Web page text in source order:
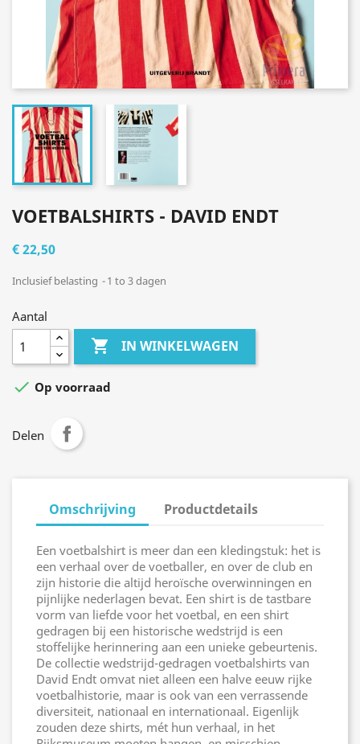
VOETBALSHIRTS - DAVID ENDT
€ 22,50
Inclusief belasting 1 to 3 dagen
Aantal
 IN WINKELWAGEN
 Op voorraad
Delen
Omschrijving Productdetails
Een voetbalshirt is meer dan een kledingstuk: het is
een verhaal over de voetballer, en over de club en
zijn historie die altijd heroïsche overwinningen en
pijnlijke nederlagen bevat. Een shirt is de tastbare
vorm van liefde voor het voetbal, en een shirt
gedragen bij een historische wedstrijd is een
stoffelijke herinnering aan een unieke gebeurtenis.
De collectie wedstrijd-gedragen voetbalshirts van
David Endt omvat niet alleen een halve eeuw rijke
voetbalhistorie, maar is ook van een verrassende
diversiteit, nationaal en internationaal. Eigenlijk
zouden deze shirts, mét hun verhaal, in het